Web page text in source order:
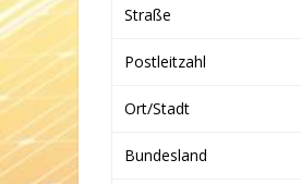
Straße
Postleitzahl
Ort/Stadt
Bundesland